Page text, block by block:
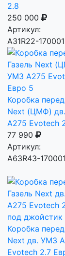
2.8
250 000
Артикул:
А31R22-
Коробка
Next (ЦМФ)
А275 Evotech
77 990
Артикул:
А63R43-
Коробка
Next дв. УМЗ
Evotech 2.7